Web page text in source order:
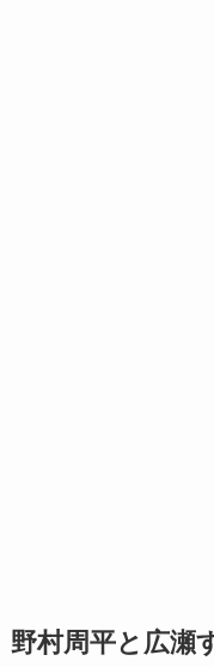
野村周平と広瀬